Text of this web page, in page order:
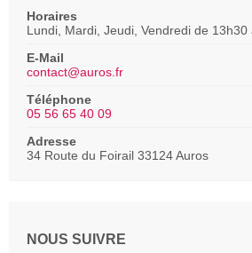
Horaires
Lundi, Mardi, Jeudi, Vendredi de 13h30
E-Mail
contact@auros.fr
Téléphone
05 56 65 40 09
Adresse
34 Route du Foirail 33124 Auros
NOUS SUIVRE